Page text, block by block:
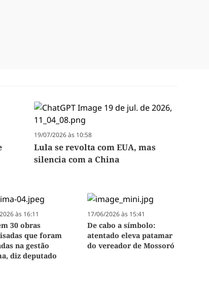
19/07/2026 às 10:58
Lula se revolta com EUA, mas
silencia com a China
às 16:11
30 obras
que foram
na gestão
diz deputado
17/06/2026 às 15:41
De cabo a símbolo:
atentado eleva patamar
do vereador de Mossoró